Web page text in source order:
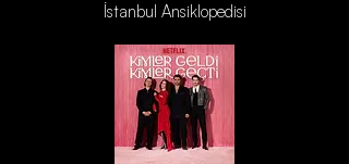
İstanbul Ansiklopedisi